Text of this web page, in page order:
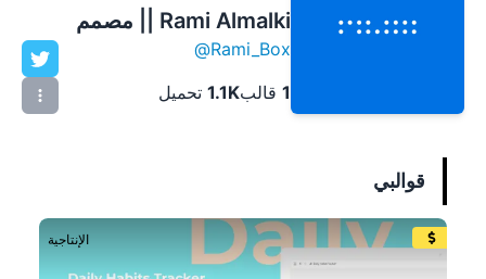
Rami Almalki || مصمم
Rami_Box
@
1 قالب1.1K تحميل
قوالبي
الإنتاجية